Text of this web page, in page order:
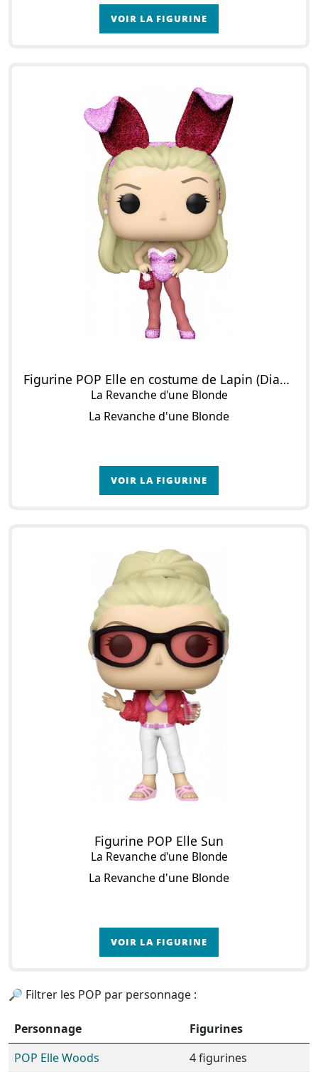
VOIR LA FIGURINE
Figurine POP Elle en costume de Lapin (Diamond Glitter)
La Revanche d'une Blonde
La Revanche d'une Blonde
VOIR LA FIGURINE
Figurine POP Elle Sun
La Revanche d'une Blonde
La Revanche d'une Blonde
VOIR LA FIGURINE
🔎 Filtrer les POP par personnage :
Personnage
Figurines
POP Elle Woods
4 figurines